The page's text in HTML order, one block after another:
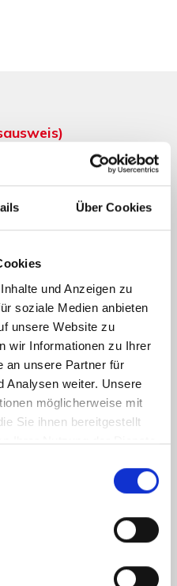
Über Cookies
und Anzeigen zu
soziale Medien anbieten
unsere Website zu
wir Informationen zu Ihrer
an unsere Partner für
Analysen weiter. Unsere
möglicherweise mit
Sie ihnen bereitgestellt
Ihrer Nutzung der Dienste
Gas
2018-08-08
07.08.2028
ab dem 1.5.2014
Wohngebäude